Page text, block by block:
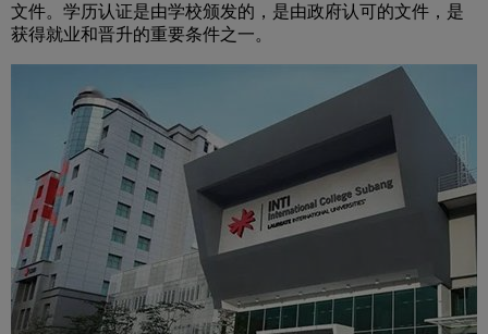
文件。学历认证是由学校颁发的，是由政府认可的文件，是
获得就业和晋升的重要条件之一。